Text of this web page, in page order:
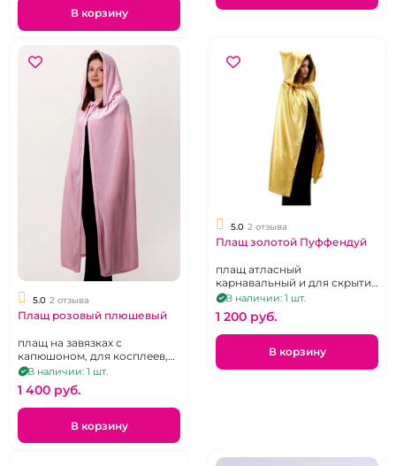
В корзину
5.0 2 отзыва
Плащ розовый плюшевый
плащ на завязках с
капюшоном, для косплеев,
вечеринок и ролевых игр
В наличии: 1 шт.
1 400 pуб.
В корзину
5.0 2 отзыва
Плащ золотой Пуффендуй
плащ атласный
карнавальный и для скрытия
эротического белья
В наличии: 1 шт.
1 200 pуб.
В корзину